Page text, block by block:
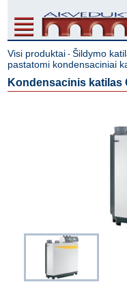
Visi produktai -Šildymo
pastatomi kondensaciniai
Kondensacinis katilas